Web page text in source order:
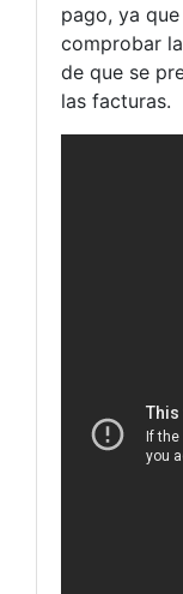
pago, ya
comprobar
de que se
las facturas.